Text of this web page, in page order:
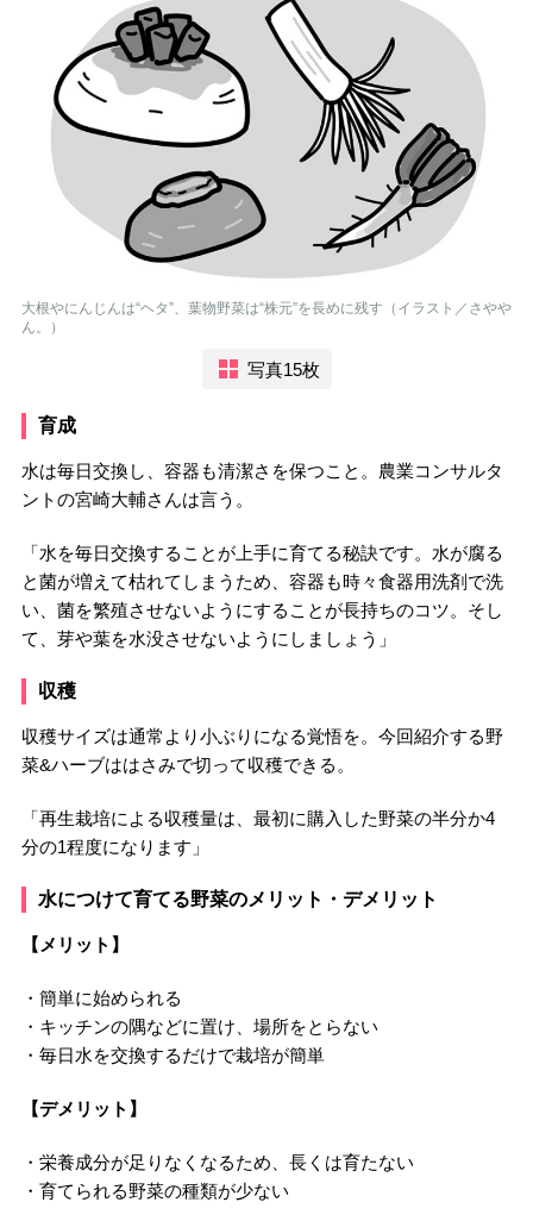
大根やにんじんは“ヘタ”、葉物野菜は“株元”を長めに残す（イラスト／さやや
ん。）
写真15枚
育成
水は毎日交換し、容器も清潔さを保つこと。農業コンサルタ
ントの宮崎大輔さんは言う。
「水を毎日交換することが上手に育てる秘訣です。水が腐る
と菌が増えて枯れてしまうため、容器も時々食器用洗剤で洗
い、菌を繁殖させないようにすることが長持ちのコツ。そし
て、芽や葉を水没させないようにしましょう」
収穫
収穫サイズは通常より小ぶりになる覚悟を。今回紹介する野
菜&ハーブははさみで切って収穫できる。
「再生栽培による収穫量は、最初に購入した野菜の半分か4
分の1程度になります」
水につけて育てる野菜のメリット・デメリット
【メリット】
・簡単に始められる
・キッチンの隅などに置け、場所をとらない
・毎日水を交換するだけで栽培が簡単
【デメリット】
・栄養成分が足りなくなるため、長くは育たない
・育てられる野菜の種類が少ない